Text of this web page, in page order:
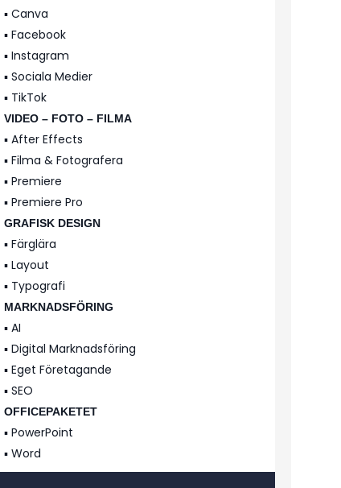
▪️ Canva
▪️ Facebook
▪️ Instagram
▪️ Sociala Medier
▪️ TikTok
VIDEO – FOTO – FILMA
▪️ After Effects
▪️ Filma & Fotografera
▪️ Premiere
▪️ Premiere Pro
GRAFISK DESIGN
▪️ Färglära
▪️ Layout
▪️ Typografi
MARKNADSFÖRING
▪️ AI
▪️ Digital Marknadsföring
▪️ Eget Företagande
▪️ SEO
OFFICEPAKETET
▪️ PowerPoint
▪️ Word